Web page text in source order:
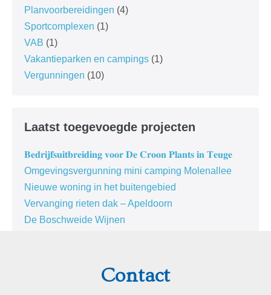
Planvoorbereidingen (4)
Sportcomplexen (1)
VAB (1)
Vakantieparken en campings (1)
Vergunningen (10)
Laatst toegevoegde projecten
𝐁𝐞𝐝𝐫𝐢𝐣𝐟𝐬𝐮𝐢𝐭𝐛𝐫𝐞𝐢𝐝𝐢𝐧𝐠 𝐯𝐨𝐨𝐫 𝐃𝐞 𝐂𝐫𝐨𝐨𝐧 𝐏𝐥𝐚𝐧𝐭𝐬 𝐢𝐧 𝐓𝐞𝐮𝐠𝐞
Omgevingsvergunning mini camping Molenallee
Nieuwe woning in het buitengebied
Vervanging rieten dak – Apeldoorn
De Boschweide Wijnen
Contact